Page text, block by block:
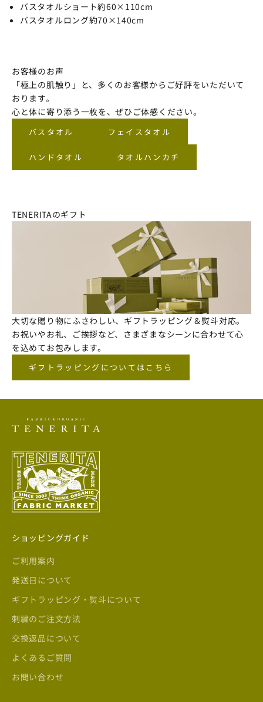
バスタオルショート約60×110cm
バスタオルロング約70×140cm
お客様のお声
「極上の肌触り」と、多くのお客様からご好評をいただいて
おります。
心と体に寄り添う一枚を、ぜひご体感ください。
バスタオル フェイスタオル
ハンドタオル タオルハンカチ
TENERITAのギフト
大切な贈り物にふさわしい、ギフトラッピング＆熨斗対応。
お祝いやお礼、ご挨拶など、さまざまなシーンに合わせて心
を込めてお包みします。
ギフトラッピングについてはこちら
ショッピングガイド
ご利用案内
発送日について
ギフトラッピング・熨斗について
刺繍のご注文方法
交換返品について
よくあるご質問
お問い合わせ